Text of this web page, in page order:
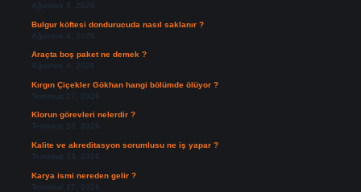
Ağustos 5, 2026
Bulgur köftesi dondurucuda nasıl saklanır ?
Ağustos 4, 2026
Araçta boş paket ne demek ?
Ağustos 4, 2026
Kırgın Çiçekler Gökhan hangi bölümde ölüyor ?
Temmuz 27, 2026
Klorun görevleri nelerdir ?
Temmuz 25, 2026
Kalite ve akreditasyon sorumlusu ne iş yapar ?
Temmuz 23, 2026
Karya ismi nereden gelir ?
Temmuz 17, 2026